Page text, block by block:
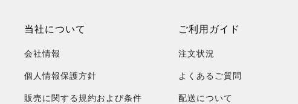
当社について
会社情報
個人情報保護方針
販売に関する規約および条件
ご利用ガイド
注文状況
よくあるご質問
配送について